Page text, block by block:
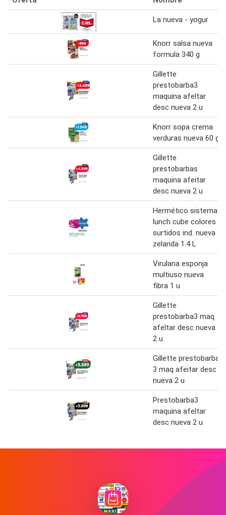
La nueva - yogur
Knorr salsa nueva
formula 340 g
Gillette
prestobarba3
maquina afeltar
desc nueva 2 u
Knorr sopa crema
verduras nueva 60 g
Gillette
prestobarbas
maquina afeitar
desc nueva 2 u
Hermético sistema
lunch cube colores
surtidos ind. nueva
zelanda 1.4 L
Virulana esponja
multiuso nueva
fibra 1 u
Gillette
prestobarba3 maq
afeltar desc nueva
2 u
Gillette prestobarba
3 maq afeitar desc
nueva 2 u
Prestobarba3
maquina afeltar
desc nueva 2 u